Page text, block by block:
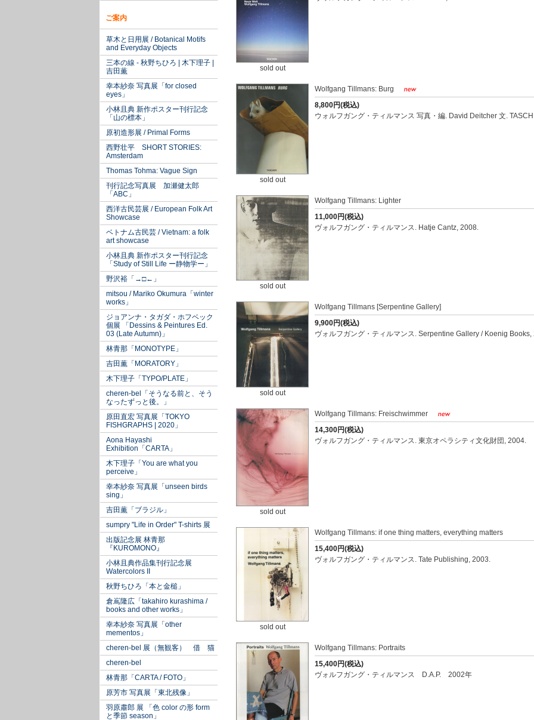
ご案内
草木と日用展 / Botanical Motifs
and Everyday Objects
三本の線 - 秋野ちひろ | 木下理子 |
吉田薫
幸本紗奈 写真展「for closed
eyes」
小林且典 新作ポスター刊行記念
「山の標本」
原初造形展 / Primal Forms
西野壮平 SHORT STORIES:
Amsterdam
Thomas Tohma: Vague Sign
刊行記念写真展 加瀬健太郎
「ABC」
西洋古民芸展 / European Folk Art
Showcase
ベトナム古民芸 / Vietnam: a folk
art showcase
小林且典 新作ポスター刊行記念
「Study of Still Life ー静物学ー」
野沢裕「→□←」
mitsou / Mariko Okumura「winter
works」
ジョアンナ・タガダ・ホフベック
個展 「Dessins & Peintures Ed.
03 (Late Autumn)」
林青那「MONOTYPE」
吉田薫「MORATORY」
木下理子「TYPO/PLATE」
cheren-bel「そうなる前と、そう
なったずっと後。」
原田直宏 写真展「TOKYO
FISHGRAPHS | 2020」
Aona Hayashi
Exhibition「CARTA」
木下理子「You are what you
perceive」
幸本紗奈 写真展「unseen birds
sing」
吉田薫「ブラジル」
sumpry "Life in Order" T-shirts 展
出版記念展 林青那
『KUROMONO』
小林且典作品集刊行記念展
Watercolors II
秋野ちひろ「本と金槌」
倉嶌隆広「takahiro kurashima /
books and other works」
幸本紗奈 写真展「other
mementos」
cheren-bel 展（無観客） 借 猫
cheren-bel
林青那「CARTA / FOTO」
原芳市 写真展「東北残像」
羽原肅郎 展 「色 color の形 form
と季節 season」
sold out
sold out
Wolfgang Tillmans: Burg
8,800円(税込)
ウォルフガング・ティルマンス 写真・編. David Deitcher 文.
sold out
Wolfgang Tillmans: Lighter
11,000円(税込)
ヴォルフガング・ティルマンス. Hatje Cantz, 2008.
sold out
Wolfgang Tillmans [Serpentine Gallery]
9,900円(税込)
ヴォルフガング・ティルマンス. Serpentine Gallery / Koenig Books,
sold out
Wolfgang Tillmans: Freischwimmer
14,300円(税込)
ヴォルフガング・ティルマンス. 東京オペラシティ文化財団, 2004.
sold out
Wolfgang Tillmans: if one thing matters, everything matters
15,400円(税込)
ヴォルフガング・ティルマンス. Tate Publishing, 2003.
Wolfgang Tillmans: Portraits
15,400円(税込)
ヴォルフガング・ティルマンス D.A.P. 2002年